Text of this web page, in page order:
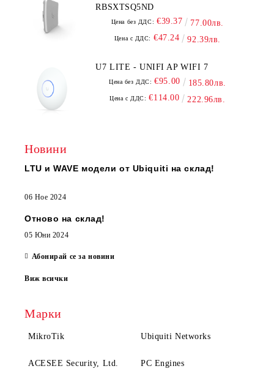
RBSXTSQ5ND
Цена без ДДС: €39.37 77.00лв.
Цена с ДДС: €47.24 92.39лв.
U7 LITE - UNIFI AP WIFI 7
Цена без ДДС: €95.00 185.80лв.
Цена с ДДС: €114.00 222.96лв.
Новини
LTU и WAVE модели от Ubiquiti на склад!
06 Ное 2024
Отново на склад!
05 Юни 2024
Абонирай се за новини
Виж всички
Марки
MikroTik Ubiquiti Networks
ACESEE Security, Ltd. PC Engines